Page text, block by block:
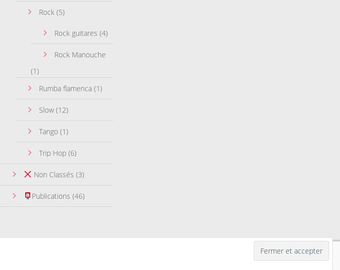
Rock (5)
Rock guitares (4)
Rock Manouche
(1)
Rumba flamenca (1)
Slow (12)
Tango (1)
Trip Hop (6)
Non Classés (3)
Publications (46)